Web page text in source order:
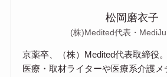
松岡磨衣子
(株)Medited代表・
京薬卒、（株）Medited代表取締役。
医療・取材ライターや医療系介護